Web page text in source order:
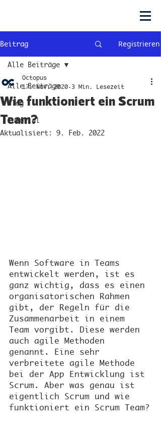
Beitrag Registrieren
Alle Beiträge
Blog
Tutorial
Alle Beiträge
Wie funktioniert ein Scrum
Team?
Octopus
17. Nov. 2020 3 Min. Lesezeit
Aktualisiert: 9. Feb. 2022
Wenn Software in Teams
entwickelt werden, ist es
ganz wichtig, dass es einen
organisatorischen Rahmen
gibt, der Regeln für die
Zusammenarbeit in einem
Team vorgibt. Diese werden
auch agile Methoden
genannt. Eine sehr
verbreitete agile Methode
bei der App Entwicklung ist
Scrum. Aber was genau ist
eigentlich Scrum und wie
funktioniert ein Scrum Team?